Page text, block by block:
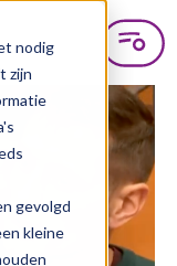
nodig
zijn
gevolgd
kleine